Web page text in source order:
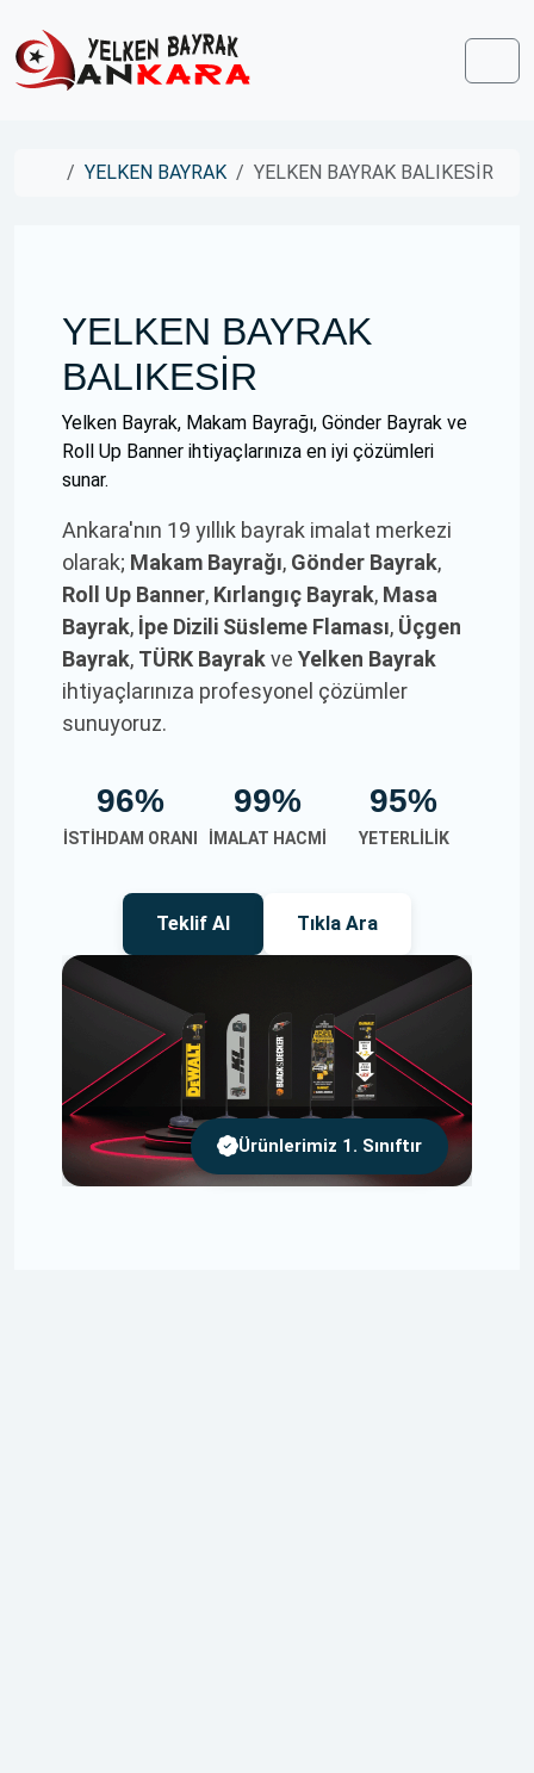
HomeYELKEN BAYRAK YELKEN BAYRAK BALIKESİR
YELKEN BAYRAK
BALIKESİR
Yelken Bayrak, Makam Bayrağı, Gönder Bayrak ve
Roll Up Banner ihtiyaçlarınıza en iyi çözümleri
sunar.
Ankara'nın 19 yıllık bayrak imalat merkezi
olarak; Makam Bayrağı, Gönder Bayrak,
Roll Up Banner, Kırlangıç Bayrak, Masa
Bayrak, İpe Dizili Süsleme Flaması, Üçgen
Bayrak, TÜRK Bayrakve Yelken Bayrak
ihtiyaçlarınıza profesyonel çözümler
sunuyoruz.
96%
İSTIHDAM ORANI
99%
İMALAT HACMI
95%
YETERLILIK
Teklif Al Tıkla Ara
Ürünlerimiz 1. Sınıftır